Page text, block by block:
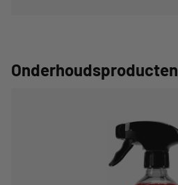
Onderhoudsproducten